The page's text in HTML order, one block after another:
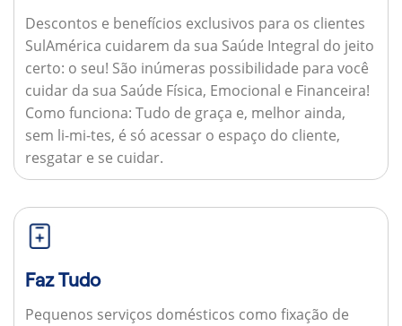
Descontos e benefícios exclusivos para os clientes
SulAmérica cuidarem da sua Saúde Integral do jeito
certo: o seu! São inúmeras possibilidade para você
cuidar da sua Saúde Física, Emocional e Financeira!
Como funciona: Tudo de graça e, melhor ainda,
sem li-mi-tes, é só acessar o espaço do cliente,
resgatar e se cuidar.
Faz Tudo
Pequenos serviços domésticos como fixação de